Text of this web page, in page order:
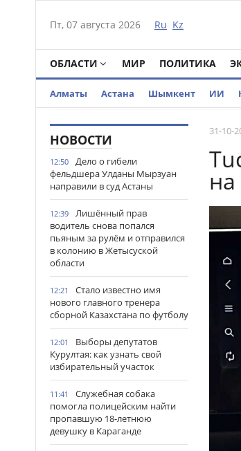
Пт, 07 августа 2026 Ru Kz
ОБЛАСТИ МИР ПОЛИТИКА
Алматы Астана Шымкент ИИ
НОВОСТИ
12:50
Дело о гибели
фельдшера Улданы Мырзуан
направили в суд Астаны
12:39
Лишённый прав
водитель снова попался
пьяным за рулём и отправился
в колонию в Жетысуской
области
12:21
Стало известно имя
нового главного тренера
сборной Казахстана по футболу
12:01
Выборы депутатов
Курултая: как узнать свой
избирательный участок
11:41
Служебная собака
помогла полицейским найти
пропавшую 18-летнюю
девушку в Караганде
31-10-